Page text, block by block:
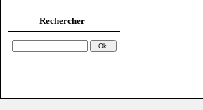
Rechercher